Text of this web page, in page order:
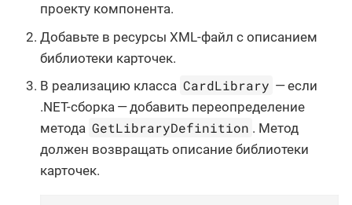
проекту компонента.
Добавьте в ресурсы XML-файл с описанием
библиотеки карточек.
В реализацию класса CardLibrary — если
.NET-сборка — добавить переопределение
метода GetLibraryDefinition . Метод
должен возвращать описание библиотеки
карточек.